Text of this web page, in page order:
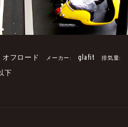
オフロード メーカー: glafit 排気量:
下